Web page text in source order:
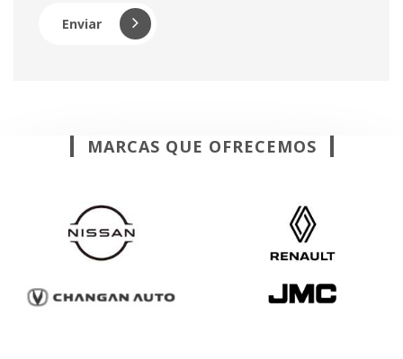
Enviar
MARCAS QUE OFRECEMOS